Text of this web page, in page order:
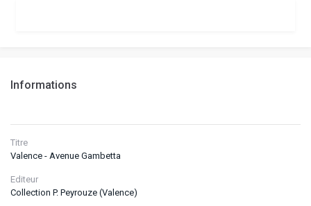
Informations
Titre
Valence - Avenue Gambetta
Editeur
Collection P. Peyrouze (Valence)